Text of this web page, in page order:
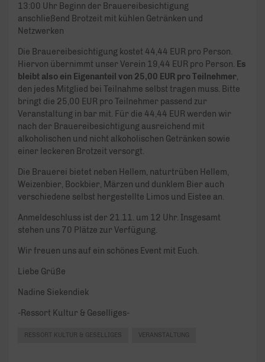
13:00 Uhr Beginn der Brauereibesichtigung
anschließend Brotzeit mit kühlen Getränken und
Netzwerken
Die Brauereibesichtigung kostet 44,44 EUR pro Person.
Hiervon übernimmt unser Verein 19,44 EUR pro Person. Es
bleibt also ein Eigenanteil von 25,00 EUR pro Teilnehmer,
den jedes Mitglied bei Teilnahme selbst tragen muss. Bitte
bringt die 25,00 EUR pro Teilnehmer passend zur
Veranstaltung in bar mit. Für die 44,44 EUR werden wir
nach der Brauereibesichtigung ausreichend mit
alkoholischen und nicht alkoholischen Getränken sowie
einer leckeren Brotzeit versorgt.
Die Brauerei bietet neben Hellem, naturtrüben Hellem,
Weizenbier, Bockbier, Märzen und dunklem Bier auch
verschiedene selbst hergestellte Limos und Eistee an.
Anmeldeschluss ist der 21.11. um 12 Uhr. Insgesamt
stehen uns 70 Plätze zur Verfügung.
Wir freuen uns auf ein schönes Event mit Euch.
Liebe Grüße
Nadine Siekendiek
-Ressort Kultur & Geselliges-
RESSORT KULTUR & GESELLIGES VERANSTALTUNG